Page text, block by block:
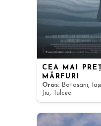
CEA MAI
MĂRFURI
Oras: Botoșani,
Jiu, Tulcea